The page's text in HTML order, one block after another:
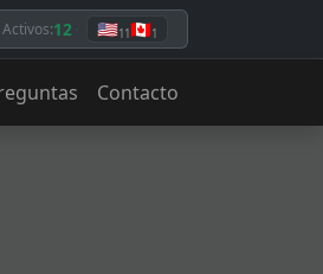
Activos:12 🇺🇸11🇨🇦1
Contacto